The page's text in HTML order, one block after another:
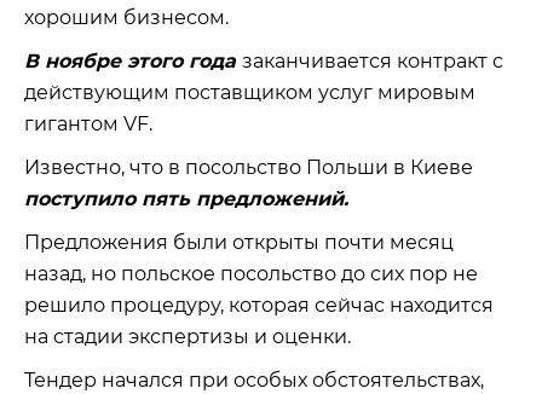
хорошим бизнесом.
В ноябре этого года заканчивается контракт с
действующим поставщиком услуг мировым
гигантом VF.
Известно, что в посольство Польши в Киеве
поступило пять предложений.
Предложения были открыты почти месяц
назад, но польское посольство до сих пор не
решило процедуру, которая сейчас находится
на стадии экспертизы и оценки.
Тендер начался при особых обстоятельствах,